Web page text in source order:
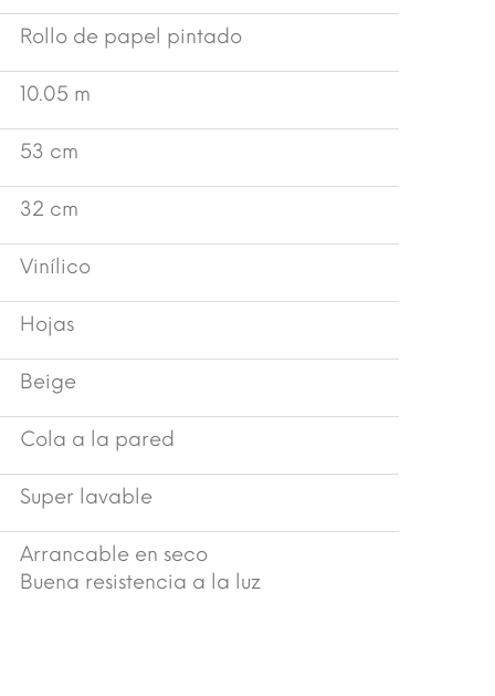
Rollo de papel pintado
10.05 m
53 cm
32 cm
Vinílico
Hojas
Beige
Cola a la pared
Super lavable
Arrancable en seco
Buena resistencia a la luz